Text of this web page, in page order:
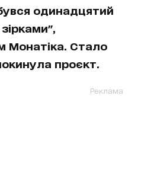
одинадцятий
Монатіка. Стало
проєкт.
Реклама